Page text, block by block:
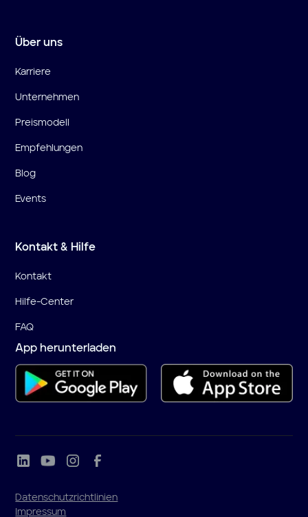
Über uns
Karriere
Unternehmen
Preismodell
Empfehlungen
Blog
Events
Kontakt & Hilfe
Kontakt
Hilfe-Center
FAQ
App herunterladen
Datenschutzrichtlinien
Impressum